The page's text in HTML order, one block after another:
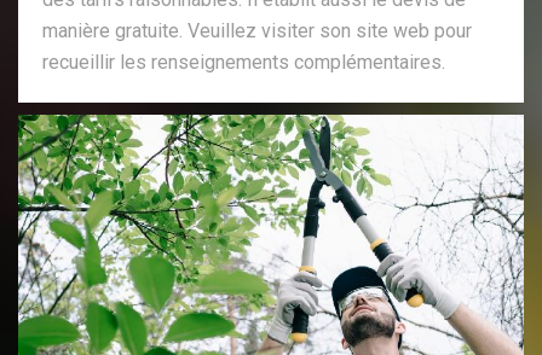
manière gratuite. Veuillez visiter son site web pour
recueillir les renseignements complémentaires.